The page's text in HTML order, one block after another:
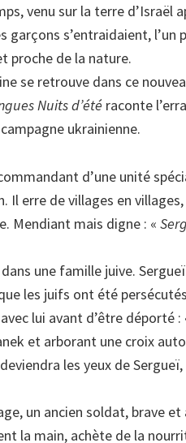
venu sur la terre d’Israël
garçons s’entraidaient,
proche de la nature.
se retrouve dans ce
Nuits d’été raconte
ukrainienne.
d’une unité
erre de villages en
Mendiant mais digne : «
dans une famille juive.
les juifs ont été
lui avant d’être déporté :
et arborant une croix
les yeux de
un ancien soldat, brave
la main, achète de la